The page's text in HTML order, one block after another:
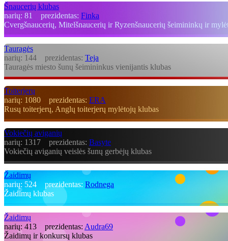
Šnaucerių klubas
narių: 81 prezidentas: Finka
Cvergšnaucerių, Mitelšnaucerių ir Ryzenšnaucerių šeimininkų ir
Tauragės
narių: 144 prezidentas: Teja
Tauragės miesto šunų šeimininkus vienijantis klubas
Toiterjerų
narių: 1080 prezidentas: ERA
Rusų toiterjerų, Anglų toiterjerų mylėtojų klubas
Vokiečių aviganių
narių: 1317 prezidentas: Basyte
Vokiečių aviganių veislės šunų gerbėjų klubas
Žaidimų
narių: 524 prezidentas: Rodnega
Žaidimų klubas
Žaidimų
narių: 413 prezidentas: Audra69
Žaidimų ir konkursų klubas